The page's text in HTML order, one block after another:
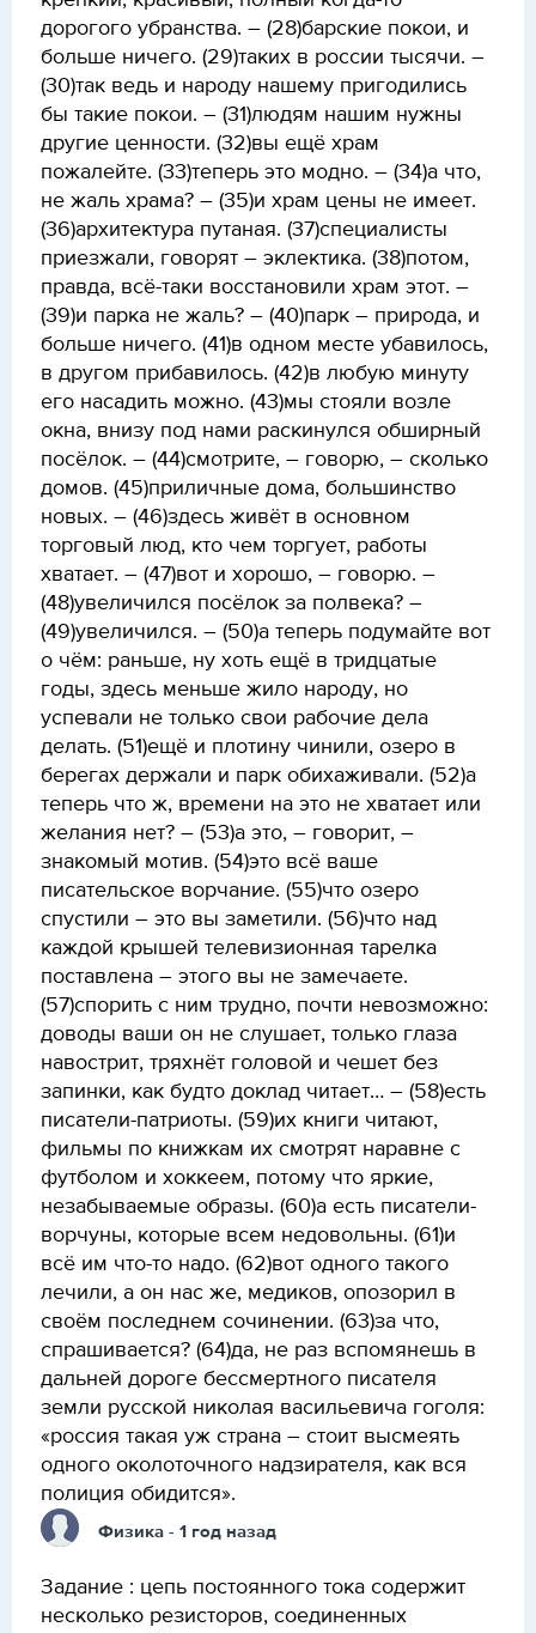
дорогого убранства. – (28)барские покои, и
больше ничего. (29)таких в россии тысячи. –
(30)так ведь и народу нашему пригодились
бы такие покои. – (31)людям нашим нужны
другие ценности. (32)вы ещё храм
пожалейте. (33)теперь это модно. – (34)а что,
не жаль храма? – (35)и храм цены не имеет.
(36)архитектура путаная. (37)специалисты
приезжали, говорят – эклектика. (38)потом,
правда, всё-таки восстановили храм этот. –
(39)и парка не жаль? – (40)парк – природа, и
больше ничего. (41)в одном месте убавилось,
в другом прибавилось. (42)в любую минуту
его насадить можно. (43)мы стояли возле
окна, внизу под нами раскинулся обширный
посёлок. – (44)смотрите, – говорю, – сколько
домов. (45)приличные дома, большинство
новых. – (46)здесь живёт в основном
торговый люд, кто чем торгует, работы
хватает. – (47)вот и хорошо, – говорю. –
(48)увеличился посёлок за полвека? –
(49)увеличился. – (50)а теперь подумайте вот
о чём: раньше, ну хоть ещё в тридцатые
годы, здесь меньше жило народу, но
успевали не только свои рабочие дела
делать. (51)ещё и плотину чинили, озеро в
берегах держали и парк обихаживали. (52)а
теперь что ж, времени на это не хватает или
желания нет? – (53)а это, – говорит, –
знакомый мотив. (54)это всё ваше
писательское ворчание. (55)что озеро
спустили – это вы заметили. (56)что над
каждой крышей телевизионная тарелка
поставлена – этого вы не замечаете.
(57)спорить с ним трудно, почти невозможно:
доводы ваши он не слушает, только глаза
навострит, тряхнёт головой и чешет без
запинки, как будто доклад читает… – (58)есть
писатели-патриоты. (59)их книги читают,
фильмы по книжкам их смотрят наравне с
футболом и хоккеем, потому что яркие,
незабываемые образы. (60)а есть писатели-
ворчуны, которые всем недовольны. (61)и
всё им что-то надо. (62)вот одного такого
лечили, а он нас же, медиков, опозорил в
своём последнем сочинении. (63)за что,
спрашивается? (64)да, не раз вспомянешь в
дальней дороге бессмертного писателя
земли русской николая васильевича гоголя:
«россия такая уж страна – стоит высмеять
одного околоточного надзирателя, как вся
полиция обидится».
Физика - 1 год назад
Задание : цепь постоянного тока содержит
несколько резисторов, соединенных